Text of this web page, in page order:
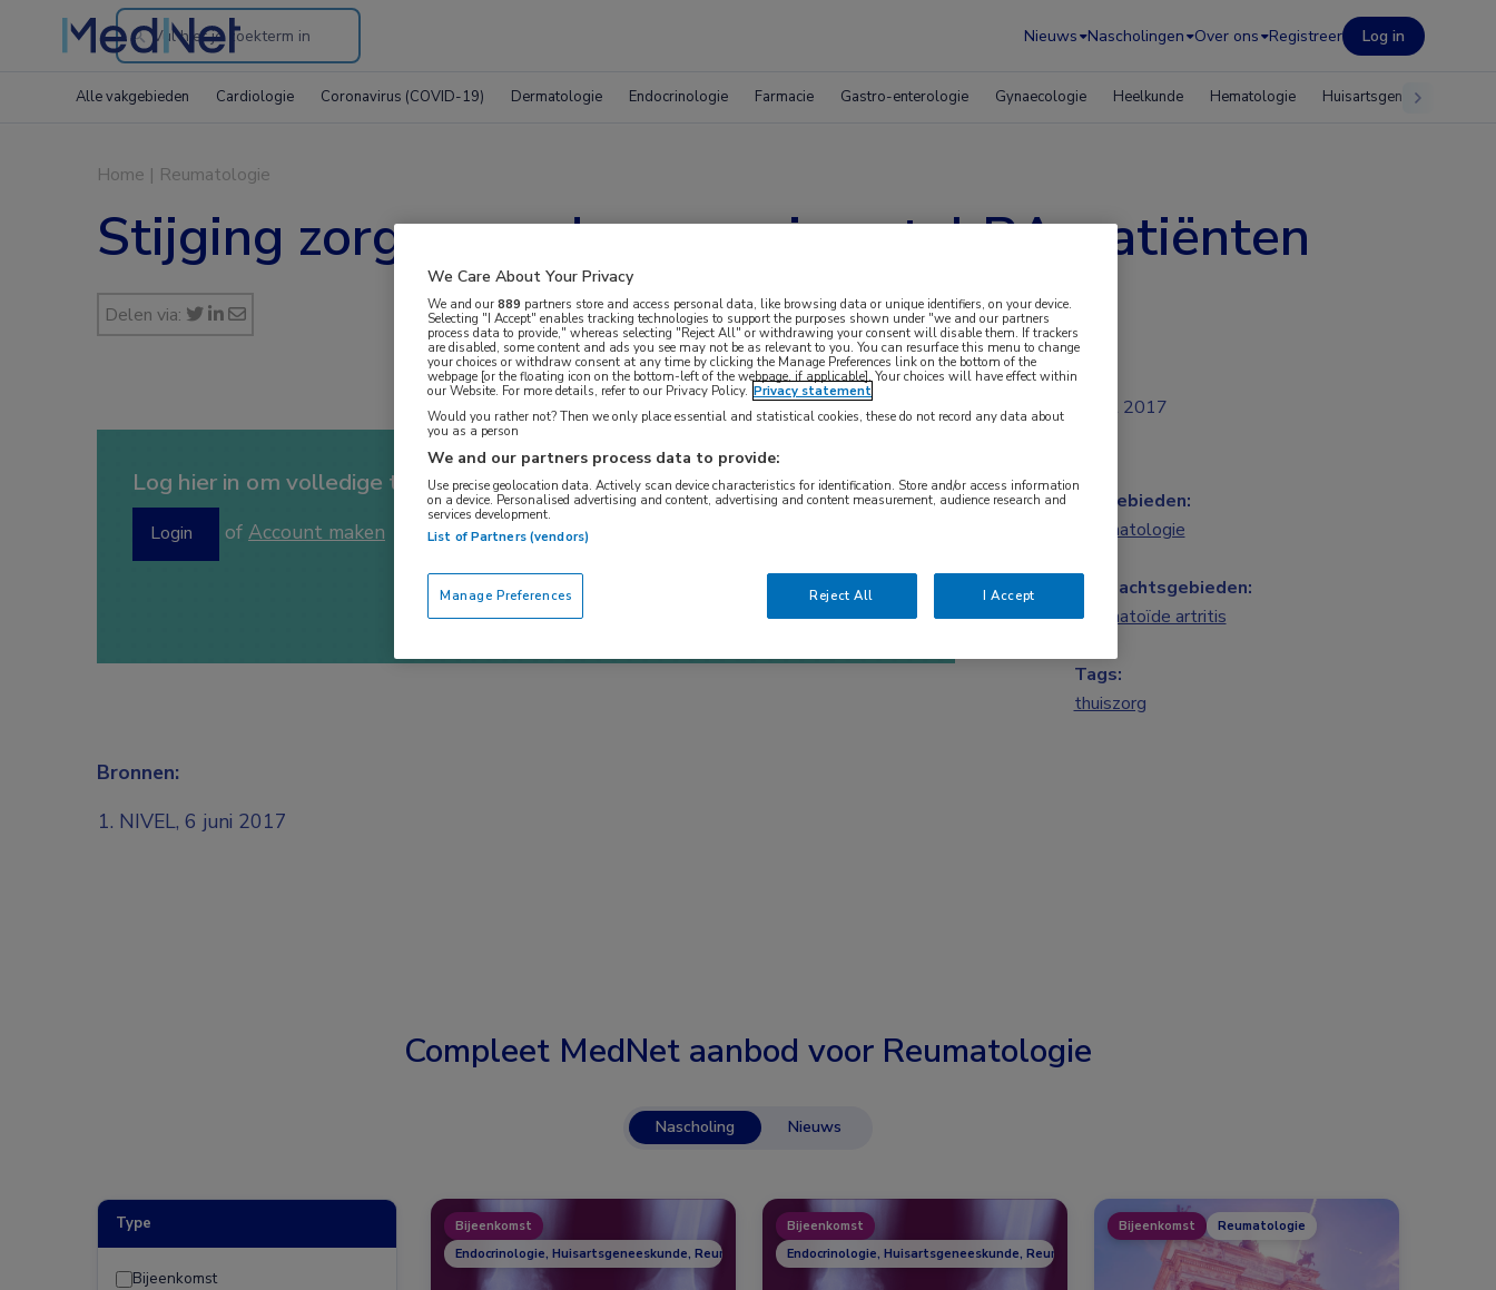
Search
the
Nieuws Nascholingen Over ons Registreer Log in
Alle vakgebieden Cardiologie Coronavirus (COVID-19) Dermatologie Endocrinologie Farmacie Gastro-enterologie Gynaecologie Heelkunde Hematologie Huisartsgeneeskunde
Home | Reumatologie
Stijging zorgvraag door groei aantal RA-patiënten
Delen via:
Log hier in om volledige toegang te krijgen.
Login of Account maken
Bronnen:
NIVEL, 6 juni 2017
jul 2017
Vakgebieden:
Reumatologie
Aandachtsgebieden:
Reumatoïde artritis
Tags:
thuiszorg
Compleet MedNet aanbod voor Reumatologie
Nascholing Nieuws
Type
Bijeenkomst
Bijeenkomst
Endocrinologie, Huisartsgeneeskunde, Reumatologie
Bijeenkomst
Endocrinologie, Huisartsgeneeskunde, Reumatologie
Bijeenkomst Reumatologie
We Care About Your Privacy
We and our889 partners store and access personal data, like browsing data or unique identifiers, on your device.
Selecting "I Accept" enables tracking technologies to support the purposes shown under "we and our partners
process data to provide," whereas selecting "Reject All" or withdrawing your consent will disable them. If trackers
are disabled, some content and ads you see may not be as relevant to you. You can resurface this menu to change
your choices or withdraw consent at any time by clicking the Manage Preferences link on the bottom of the
webpage [or the floating icon on the bottom-left of the webpage, if applicable]. Your choices will have effect within
our Website. For more details, refer to our Privacy Policy. Privacy statement
Would you rather not? Then we only place essential and statistical cookies, these do not record any data about
you as a person
We and our partners process data to provide:
Use precise geolocation data. Actively scan device characteristics for identification. Store and/or access information
on a device. Personalised advertising and content, advertising and content measurement, audience research and
services development.
List of Partners (vendors)
Reject All I Accept
Manage Preferences